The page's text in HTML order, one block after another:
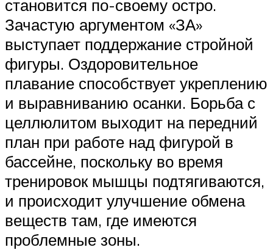
становится по-своему остро.
Зачастую аргументом «ЗА»
выступает поддержание стройной
фигуры. Оздоровительное
плавание способствует укреплению
и выравниванию осанки. Борьба с
целлюлитом выходит на передний
план при работе над фигурой в
бассейне, поскольку во время
тренировок мышцы подтягиваются,
и происходит улучшение обмена
веществ там, где имеются
проблемные зоны.